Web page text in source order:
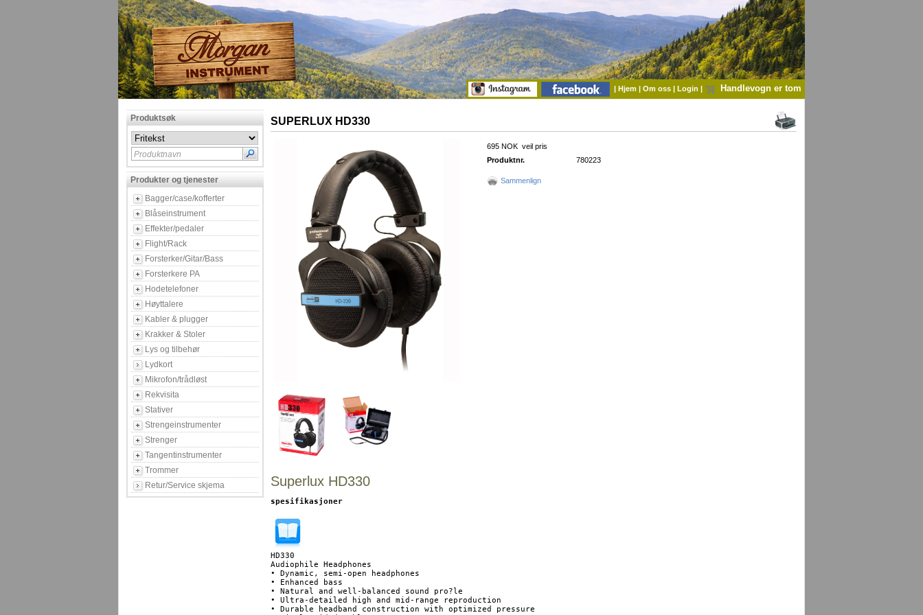
| Hjem | Om oss | Login | Handlevogn er tom
Produktsøk
Produktnavn
Produkter og tjenester
Bagger/case/kofferter
Blåseinstrument
Effekter/pedaler
Flight/Rack
Forsterker/Gitar/Bass
Forsterkere PA
Hodetelefoner
Høyttalere
Kabler & plugger
Krakker & Stoler
Lys og tilbehør
Lydkort
Mikrofon/trådløst
Rekvisita
Stativer
Strengeinstrumenter
Strenger
Tangentinstrumenter
Trommer
Retur/Service skjema
SUPERLUX HD330
695 NOK veil pris
Produktnr.
780223
Sammenlign
Superlux HD330
spesifikasjoner
HD330
Audiophile Headphones
• Dynamic, semi-open headphones
• Enhanced bass
• Natural and well-balanced sound pro?le
• Ultra-detailed high and mid-range reproduction
• Durable headband construction with optimized pressure